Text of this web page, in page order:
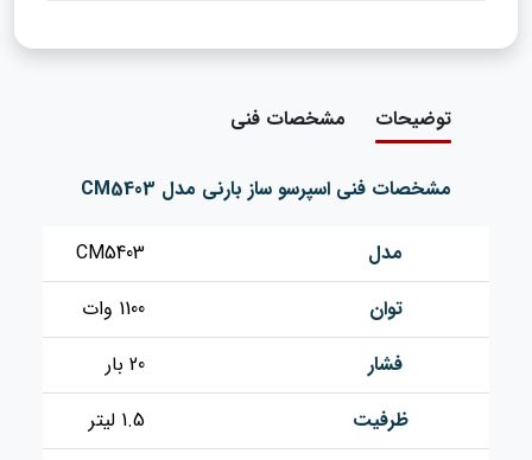
توضیحات مشخصات فنی
مشخصات فنی اسپرسو ساز بارنی مدل CM5403
مدل
CM5403
توان
1100 وات
فشار
20 بار
ظرفیت
1.5 لیتر